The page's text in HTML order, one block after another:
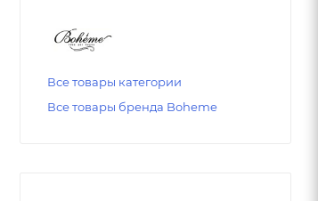
Все товары категории
Все товары бренда Boheme